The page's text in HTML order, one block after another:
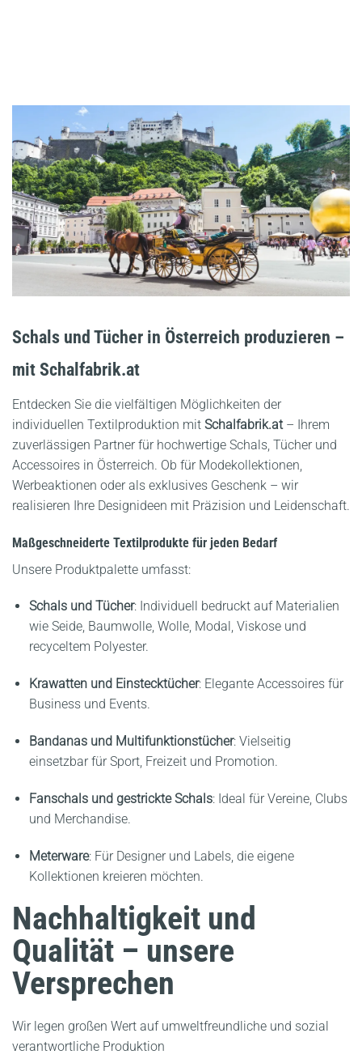
Schals und Tücher in Österreich produzieren –
mit Schalfabrik.at
Entdecken Sie die vielfältigen Möglichkeiten der
individuellen Textilproduktion mit Schalfabrik.at– Ihrem
zuverlässigen Partner für hochwertige Schals, Tücher und
Accessoires in Österreich. Ob für Modekollektionen,
Werbeaktionen oder als exklusives Geschenk – wir
realisieren Ihre Designideen mit Präzision und Leidenschaft.
Maßgeschneiderte Textilprodukte für jeden Bedarf
Unsere Produktpalette umfasst:
Schals und Tücher: Individuell bedruckt auf Materialien
wie Seide, Baumwolle, Wolle, Modal, Viskose und
recyceltem Polyester.
Krawatten und Einstecktücher: Elegante Accessoires für
Business und Events.
Bandanas und Multifunktionstücher: Vielseitig
einsetzbar für Sport, Freizeit und Promotion.
Fanschals und gestrickte Schals: Ideal für Vereine, Clubs
und Merchandise.
Meterware: Für Designer und Labels, die eigene
Kollektionen kreieren möchten.
Nachhaltigkeit und
Qualität – unsere
Versprechen
Wir legen großen Wert auf umweltfreundliche und sozial
verantwortliche Produktion